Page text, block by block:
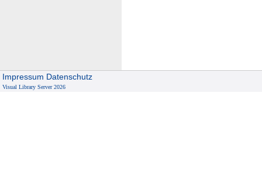
Impressum Datenschutz
Visual Library Server 2026